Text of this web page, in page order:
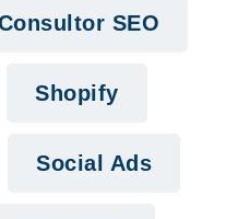
SEO
Shopify
Social Ads